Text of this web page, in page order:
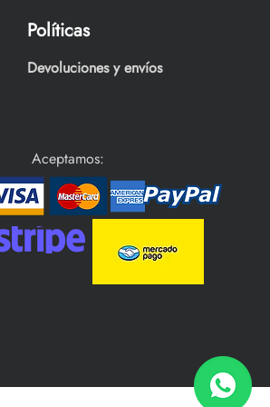
Políticas
Devoluciones y envíos
Aceptamos: